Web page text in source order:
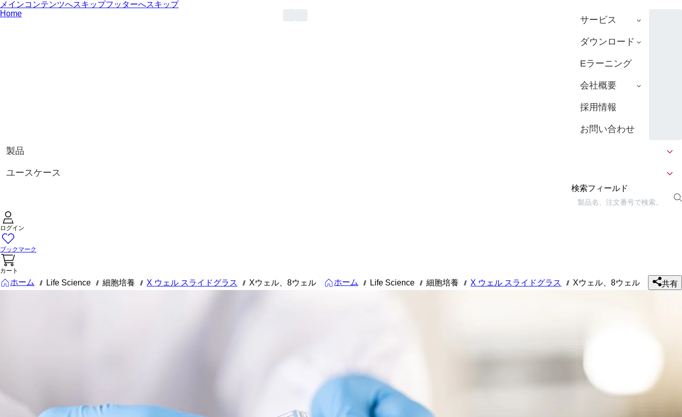
メインコンテンツへスキップフッターへスキップ
Home
サービス
ダウンロード
Eラーニング
会社概要
採用情報
お問い合わせ
製品
ユースケース
検索フィールド
ログイン
ブックマーク
カート
ホーム /// Life Science /// 細胞培養 /// X ウェル スライドグラス /// Xウェル、8ウェル ホーム /// Life Science /// 細胞培養 /// X ウェル スライドグラス /// Xウェル、8ウェル 共有